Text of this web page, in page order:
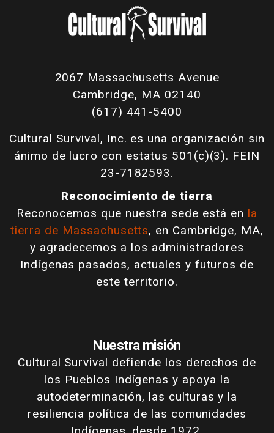
2067 Massachusetts Avenue
Cambridge, MA 02140
(617) 441-5400
Cultural Survival, Inc. es una organización sin
ánimo de lucro con estatus 501(c)(3). FEIN
23-7182593.
Reconocimiento de tierra
Reconocemos que nuestra sede está en la
tierra de Massachusetts, en Cambridge, MA,
y agradecemos a los administradores
Indígenas pasados, actuales y futuros de
este territorio.
Nuestra misión
Cultural Survival defiende los derechos de
los Pueblos Indígenas y apoya la
autodeterminación, las culturas y la
resiliencia política de las comunidades